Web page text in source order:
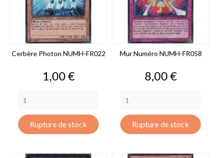
Cerbère Photon NUMH-FR022
Prix
1,00 €
Rupture de stock
Mur Numéro NUMH-FR058
Prix
8,00 €
Rupture de stock